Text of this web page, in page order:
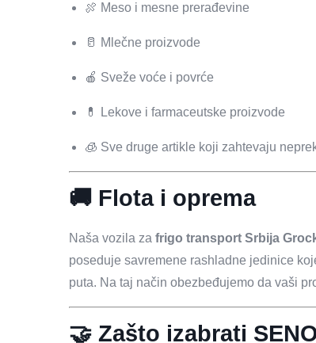
🍖 Meso i mesne prerađevine
🥛 Mlečne proizvode
🍎 Sveže voće i povrće
💊 Lekove i farmaceutske proizvode
🧊 Sve druge artikle koji zahtevaju
🚚 Flota i oprema
Naša vozila za frigo transport Srbija
poseduje savremene rashladne jedinice
puta. Na taj način obezbeđujemo da vaši
🤝 Zašto izabrati